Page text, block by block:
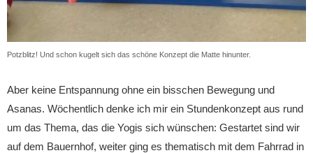
Potzblitz! Und schon kugelt sich das schöne Konzept die Matte hinunter.
Aber keine Entspannung ohne ein bisschen Bewegung und
Asanas. Wöchentlich denke ich mir ein Stundenkonzept aus rund
um das Thema, das die Yogis sich wünschen: Gestartet sind wir
auf dem Bauernhof, weiter ging es thematisch mit dem Fahrrad in